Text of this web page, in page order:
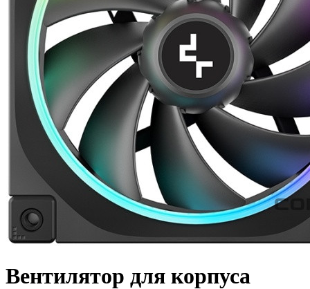
Вентилятор для корпуса